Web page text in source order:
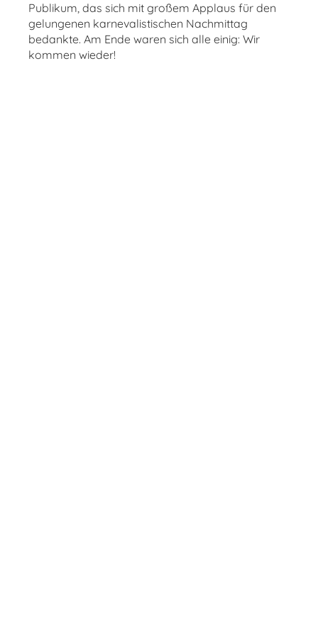
Publikum, das sich mit großem Applaus für den
gelungenen karnevalistischen Nachmittag
bedankte. Am Ende waren sich alle einig: Wir
kommen wieder!